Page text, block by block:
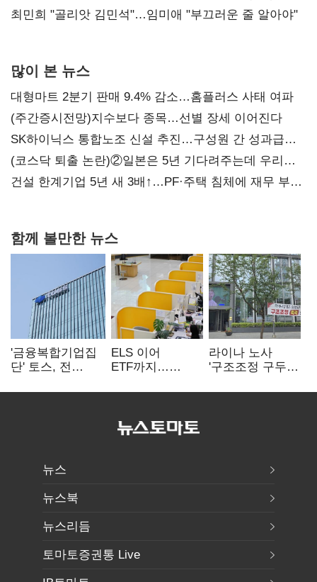
최민희 "골리앗 김민석"…임미애 "부끄러운 줄 알아야"
많이 본 뉴스
대형마트 2분기 판매 9.4% 감소…홈플러스 사태 여파
(주간증시전망)지수보다 종목…선별 장세 이어진다
SK하이닉스 통합노조 신설 추진…구성원 간 성과급
불만 확산
(코스닥 퇴출 논란)②일본은 5년 기다려주는데 우리는
당장 퇴출?…시간만으론 부족한 코스닥 구하기
건설 한계기업 5년 새 3배↑…PF·주택 침체에 재무 부담
함께 볼만한 뉴스
'금융복합기업집
단' 토스, 전
표준화
ELS 이어
ETF까지…
제동 걸린 은행
라이나 노사
'구조조정 구두
뉴스
뉴스북
뉴스리듬
토마토증권통 Live